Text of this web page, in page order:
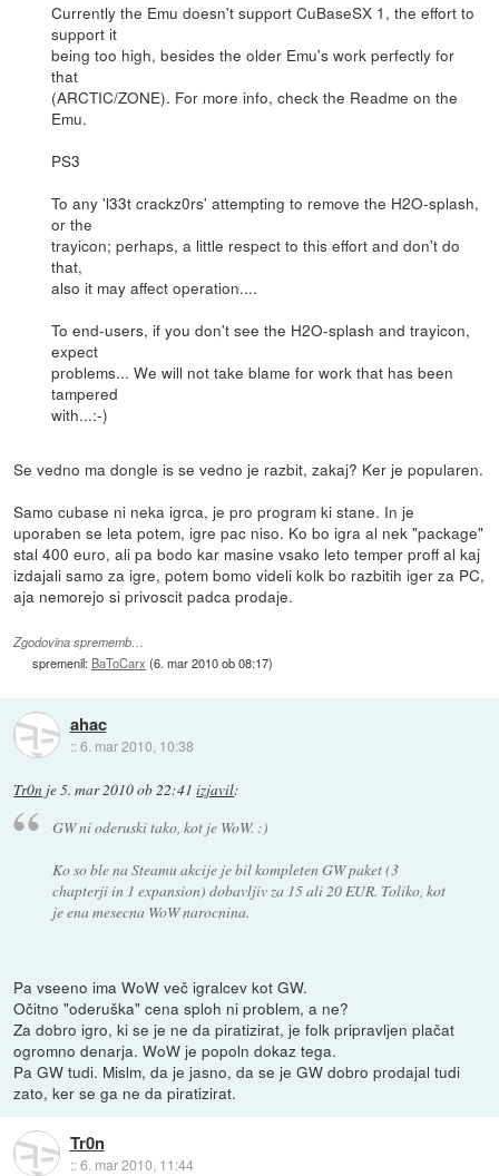
Currently the Emu doesn't support CuBaseSX 1, the effort to
support it
being too high, besides the older Emu's work perfectly for
that
(ARCTIC/ZONE). For more info, check the Readme on the
Emu.
PS3
To any 'l33t crackz0rs' attempting to remove the H2O-splash,
or the
trayicon; perhaps, a little respect to this effort and don't do
that,
also it may affect operation....
To end-users, if you don't see the H2O-splash and trayicon,
expect
problems... We will not take blame for work that has been
tampered
with...:-)
Se vedno ma dongle is se vedno je razbit, zakaj? Ker je popularen.
Samo cubase ni neka igrca, je pro program ki stane. In je
uporaben se leta potem, igre pac niso. Ko bo igra al nek "package"
stal 400 euro, ali pa bodo kar masine vsako leto temper proff al kaj
izdajali samo za igre, potem bomo videli kolk bo razbitih iger za PC,
aja nemorejo si privoscit padca prodaje.
Zgodovina sprememb…
spremenil: BaToCarx (6. mar 2010 ob 08:17)
ahac
::6. mar 2010, 10:38
Tr0n je5. mar 2010 ob 22:41 izjavil:
GW ni oderuski tako, kot je WoW. :)
Ko so ble na Steamu akcije je bil kompleten GW paket (3
chapterji in 1 expansion) dobavljiv za 15 ali 20 EUR. Toliko, kot
je ena mesecna WoW narocnina.
Pa vseeno ima WoW več igralcev kot GW.
Očitno "oderuška" cena sploh ni problem, a ne?
Za dobro igro, ki se je ne da piratizirat, je folk pripravljen plačat
ogromno denarja. WoW je popoln dokaz tega.
Pa GW tudi. Mislm, da je jasno, da se je GW dobro prodajal tudi
zato, ker se ga ne da piratizirat.
Tr0n
::6. mar 2010, 11:44